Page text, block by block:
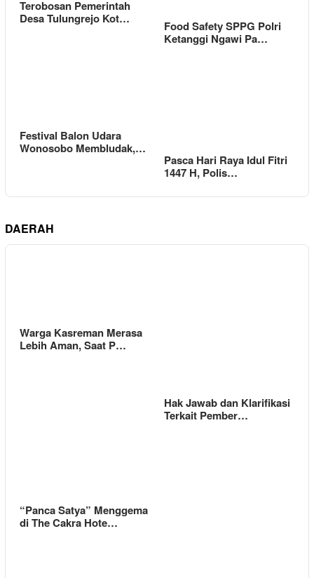
Terobosan Pemerintah
Desa Tulungrejo Kot…
Food Safety SPPG Polri
Ketanggi Ngawi Pa…
Festival Balon Udara
Wonosobo Membludak,…
Pasca Hari Raya Idul Fitri
1447 H, Polis…
DAERAH
Warga Kasreman Merasa
Lebih Aman, Saat P…
Hak Jawab dan Klarifikasi
Terkait Pember…
“Panca Satya” Menggema
di The Cakra Hote…